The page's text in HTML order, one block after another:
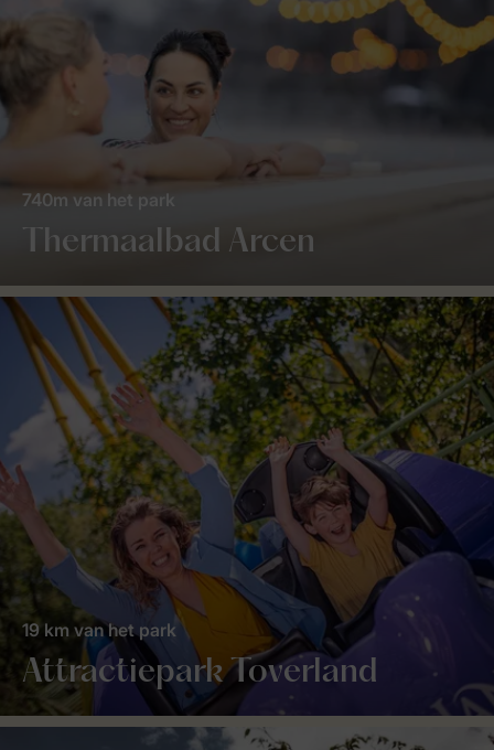
Thermaalbad Arcen
740m van het park
Attractiepark Toverland
19 km van het park